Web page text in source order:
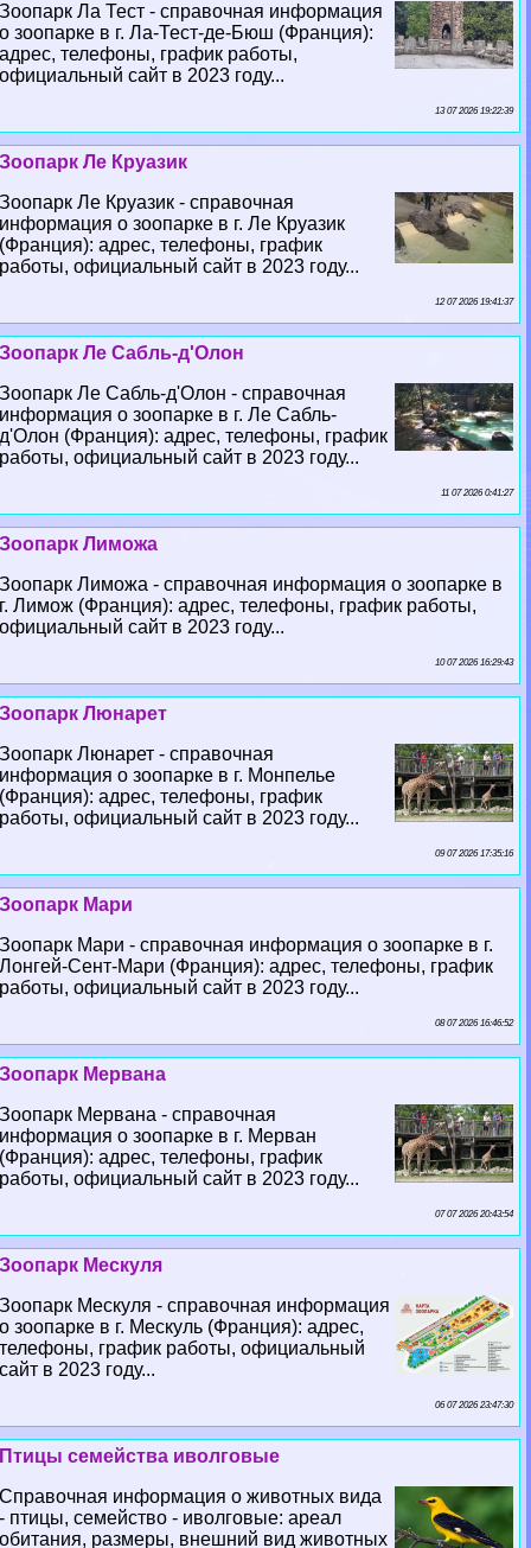
Зоопарк Ла Тест - справочная информация
о зоопарке в г. Ла-Тест-де-Бюш (Франция):
адрес, телефоны, график работы,
официальный сайт в 2023 году...
13 07 2026 19:22:39
Зоопарк Ле Круазик
Зоопарк Ле Круазик - справочная
информация о зоопарке в г. Ле Круазик
(Франция): адрес, телефоны, график
работы, официальный сайт в 2023 году...
12 07 2026 19:41:37
Зоопарк Ле Сабль-д'Олон
Зоопарк Ле Сабль-д'Олон - справочная
информация о зоопарке в г. Ле Сабль-
д'Олон (Франция): адрес, телефоны, график
работы, официальный сайт в 2023 году...
11 07 2026 0:41:27
Зоопарк Лиможа
Зоопарк Лиможа - справочная информация о зоопарке в
г. Лимож (Франция): адрес, телефоны, график работы,
официальный сайт в 2023 году...
10 07 2026 16:29:43
Зоопарк Люнарет
Зоопарк Люнарет - справочная
информация о зоопарке в г. Монпелье
(Франция): адрес, телефоны, график
работы, официальный сайт в 2023 году...
09 07 2026 17:35:16
Зоопарк Мари
Зоопарк Мари - справочная информация о зоопарке в г.
Лонгeй-Сент-Мари (Франция): адрес, телефоны, график
работы, официальный сайт в 2023 году...
08 07 2026 16:46:52
Зоопарк Мервана
Зоопарк Мервана - справочная
информация о зоопарке в г. Мерван
(Франция): адрес, телефоны, график
работы, официальный сайт в 2023 году...
07 07 2026 20:43:54
Зоопарк Мескуля
Зоопарк Мескуля - справочная информация
о зоопарке в г. Мескуль (Франция): адрес,
телефоны, график работы, официальный
сайт в 2023 году...
06 07 2026 23:47:30
Птицы семейства иволговые
Справочная информация о животных вида
- птицы, семейство - иволговые: ареал
обитания, размеры, внешний вид животных